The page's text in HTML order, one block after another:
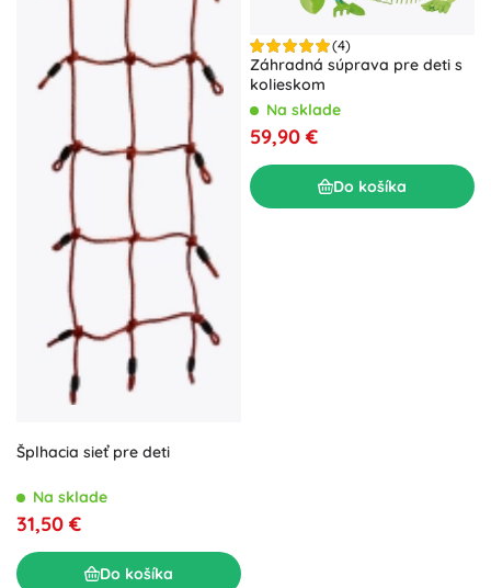
Šplhacia sieť pre deti
Na sklade
31,50 €
Do košíka
(4)
Záhradná súprava pre deti s
kolieskom
Na sklade
59,90 €
Do košíka